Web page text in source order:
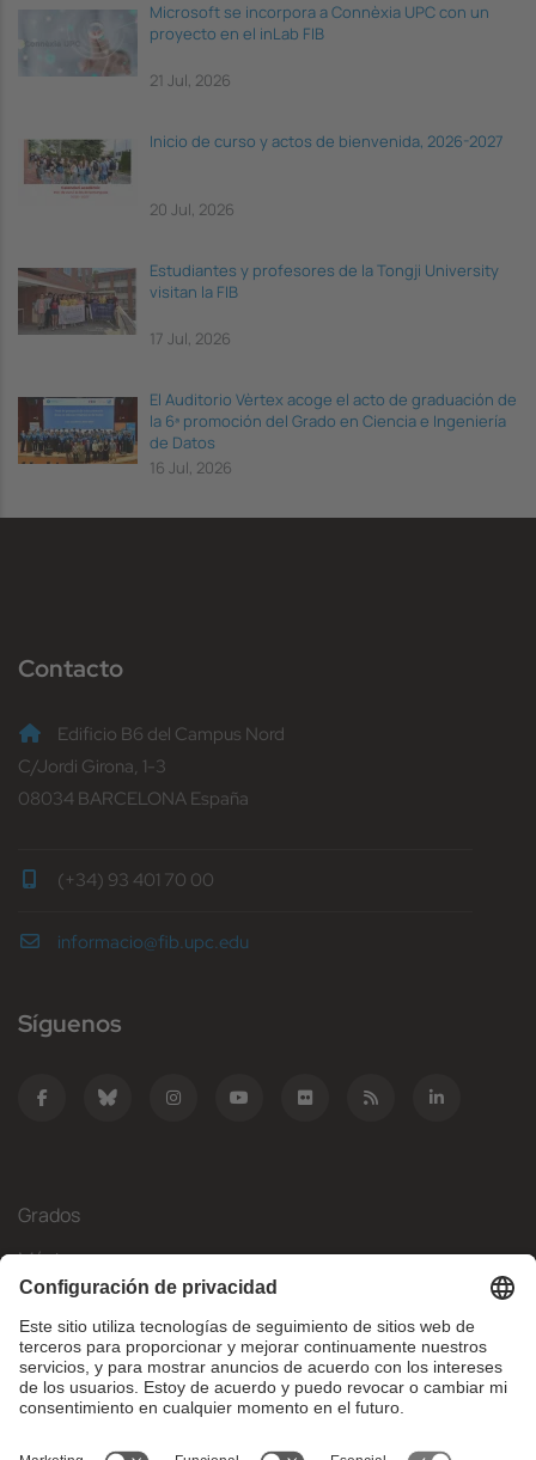
Microsoft se incorpora a Connèxia UPC con un
proyecto en el inLab FIB
21 Jul, 2026
Inicio de curso y actos de bienvenida, 2026-2027
20 Jul, 2026
Estudiantes y profesores de la Tongji University
visitan la FIB
17 Jul, 2026
El Auditorio Vèrtex acoge el acto de graduación de
la 6ª promoción del Grado en Ciencia e Ingeniería
de Datos
16 Jul, 2026
Contacto
Edificio B6 del Campus Nord
C/Jordi Girona, 1-3
08034 BARCELONA España
(+34) 93 401 70 00
informacio@fib.upc.edu
Síguenos
Grados
Másteres
Movilidad Internacional
Investigación
Empresa